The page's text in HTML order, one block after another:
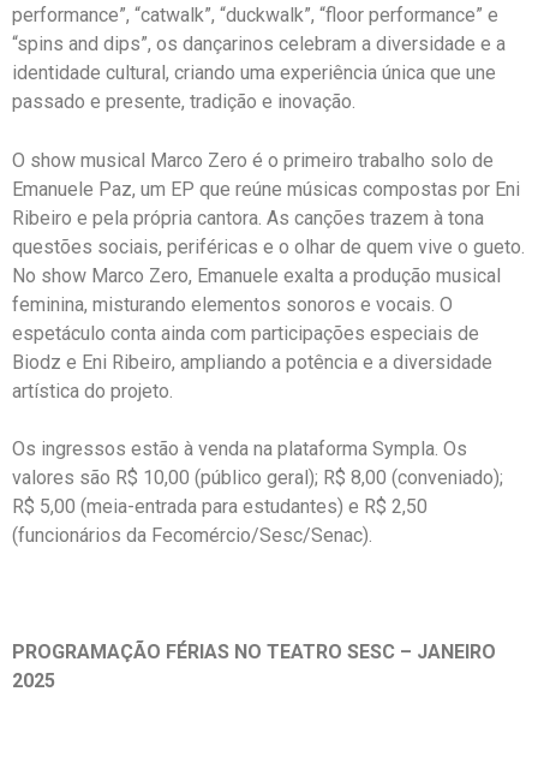
performance”, “catwalk”, “duckwalk”, “floor performance” e
“spins and dips”, os dançarinos celebram a diversidade e a
identidade cultural, criando uma experiência única que une
passado e presente, tradição e inovação.
O show musical Marco Zero é o primeiro trabalho solo de
Emanuele Paz, um EP que reúne músicas compostas por Eni
Ribeiro e pela própria cantora. As canções trazem à tona
questões sociais, periféricas e o olhar de quem vive o gueto.
No show Marco Zero, Emanuele exalta a produção musical
feminina, misturando elementos sonoros e vocais. O
espetáculo conta ainda com participações especiais de
Biodz e Eni Ribeiro, ampliando a potência e a diversidade
artística do projeto.
Os ingressos estão à venda na plataforma Sympla. Os
valores são R$ 10,00 (público geral); R$ 8,00 (conveniado);
R$ 5,00 (meia-entrada para estudantes) e R$ 2,50
(funcionários da Fecomércio/Sesc/Senac).
PROGRAMAÇÃO FÉRIAS NO TEATRO SESC – JANEIRO
2025